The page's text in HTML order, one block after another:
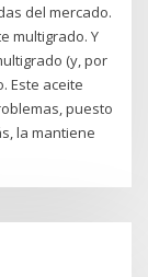
del mercado.
multigrado. Y
(y, por
Este aceite
puesto
la mantiene